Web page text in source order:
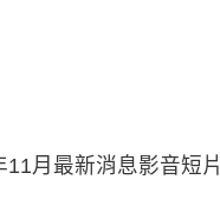
11月最新消息影音短片